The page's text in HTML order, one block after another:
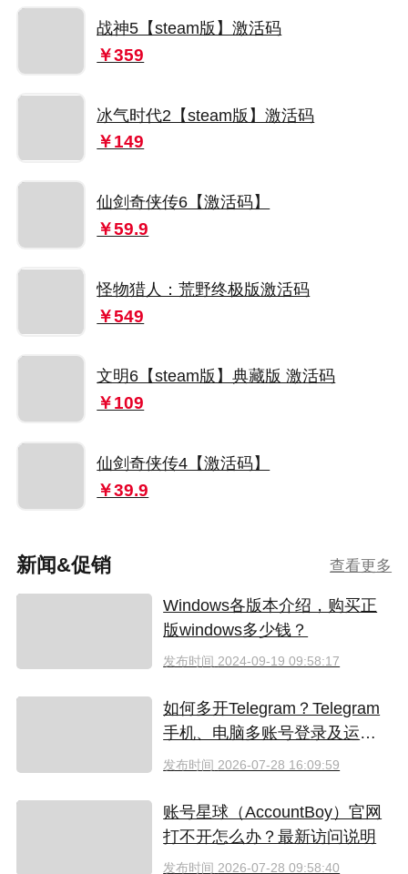
战神5【steam版】激活码
￥359
冰气时代2【steam版】激活码
￥149
仙剑奇侠传6【激活码】
￥59.9
怪物猎人：荒野终极版激活码
￥549
文明6【steam版】典藏版 激活码
￥109
仙剑奇侠传4【激活码】
￥39.9
新闻&促销 查看更多
Windows各版本介绍，购买正
版windows多少钱？
发布时间 2024-09-19 09:58:17
如何多开Telegram？Telegram
手机、电脑多账号登录及运营
指南
发布时间 2026-07-28 16:09:59
账号星球（AccountBoy）官网
打不开怎么办？最新访问说明
发布时间 2026-07-28 09:58:40